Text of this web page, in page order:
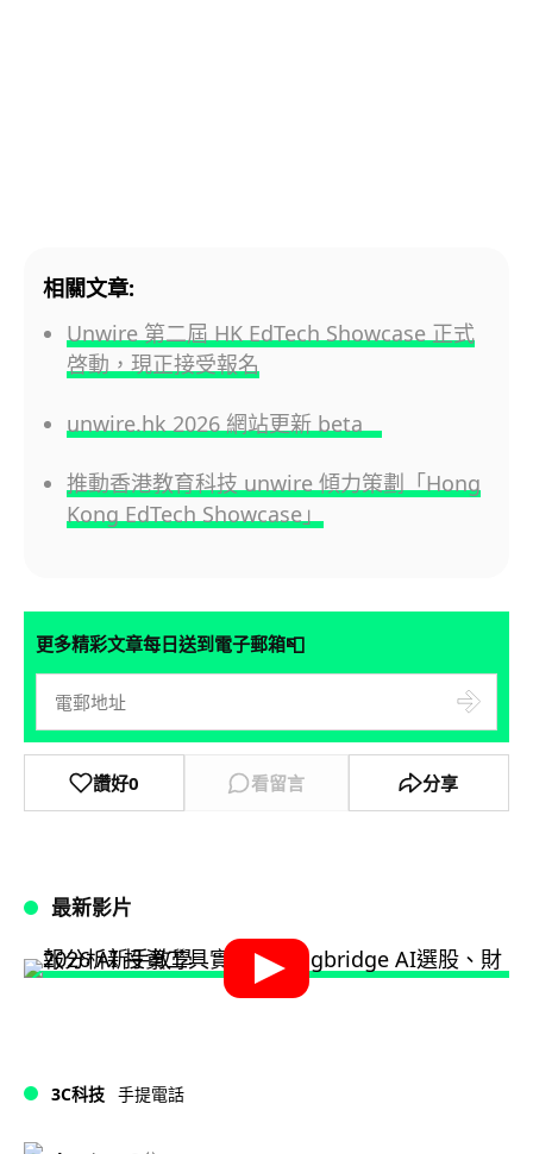
相關文章:
Unwire 第二屆 HK EdTech Showcase 正式
啓動，現正接受報名
unwire.hk 2026 網站更新 beta
推動香港教育科技 unwire 傾力策劃「Hong
Kong EdTech Showcase」
更多精彩文章每日送到電子郵箱📮
讚好0 看留言 分享
最新影片
3C科技 手提電話